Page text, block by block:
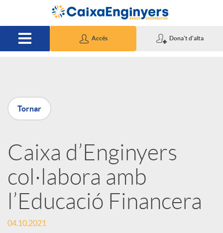
Salta al contingut principal
Accés Dona't d'alta
P
u
b
l
i
Tornar
Caixa d’Enginyers
col·labora amb
l’Educació Financera
04.10.2021